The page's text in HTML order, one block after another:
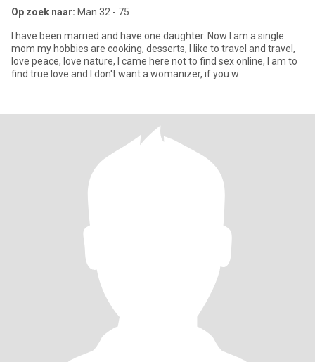
Op zoek naar: Man 32 - 75
I have been married and have one daughter. Now I am a single
mom my hobbies are cooking, desserts, I like to travel and travel,
love peace, love nature, I came here not to find sex online, I am to
find true love and I don't want a womanizer, if you w